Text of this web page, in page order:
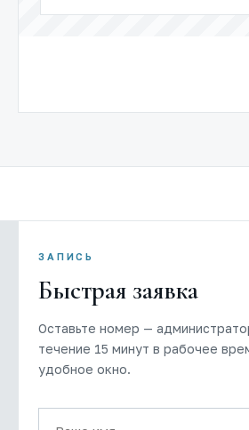
ЗАПИСЬ
Быстрая заявка
Оставьте номер —
течение 15 минут в рабочее
удобное окно.